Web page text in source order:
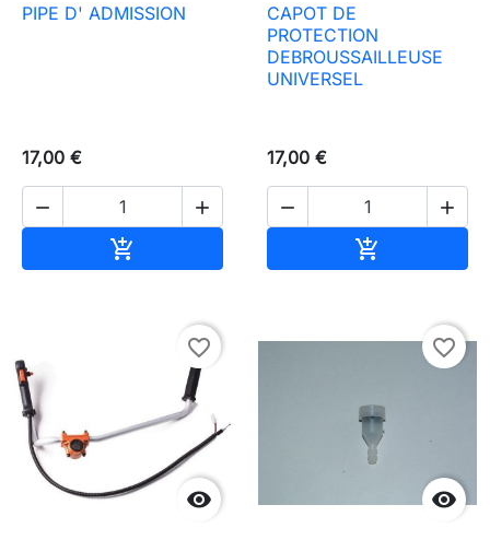
PIPE D' ADMISSION
17,00 €
 

CAPOT DE
PROTECTION
DEBROUSSAILLEUSE
UNIVERSEL
17,00 €
 


favorite_border

favorite_border